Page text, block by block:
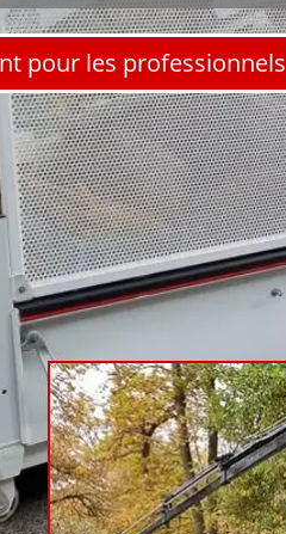
pour les professionnels